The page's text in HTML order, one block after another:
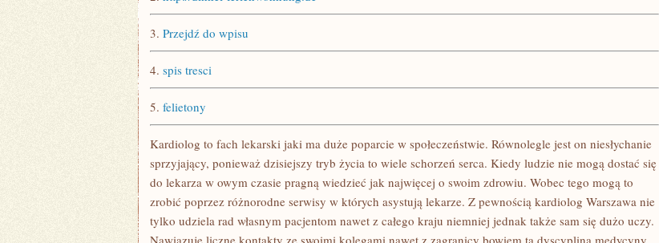
SPOŁECZEŃSTWIE
3. Przejdź do wpisu
4. spis tresci
5. felietony
Kardiolog to fach lekarski jaki ma duże poparcie w społeczeństwie. Równolegle jest on niesłychanie
sprzyjający, ponieważ dzisiejszy tryb życia to wiele schorzeń serca. Kiedy ludzie nie mogą dostać się
do lekarza w owym czasie pragną wiedzieć jak najwięcej o swoim zdrowiu. Wobec tego mogą to
zrobić poprzez różnorodne serwisy w których asystują lekarze. Z pewnością kardiolog Warszawa nie
tylko udziela rad własnym pacjentom nawet z całego kraju niemniej jednak także sam się dużo uczy.
Nawiązuje liczne kontakty ze swoimi kolegami nawet z zagranicy bowiem ta dyscyplina medycyny